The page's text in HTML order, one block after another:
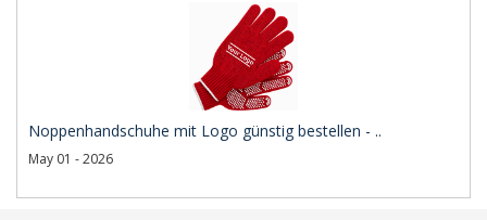
Noppenhandschuhe mit Logo günstig bestellen - ..
May 01 - 2026